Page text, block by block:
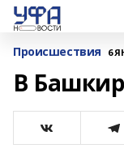
Происшествия 6
В